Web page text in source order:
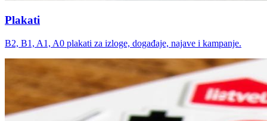
Plakati
B2, B1, A1, A0 plakati za izloge, događaje, najave i kampanje.